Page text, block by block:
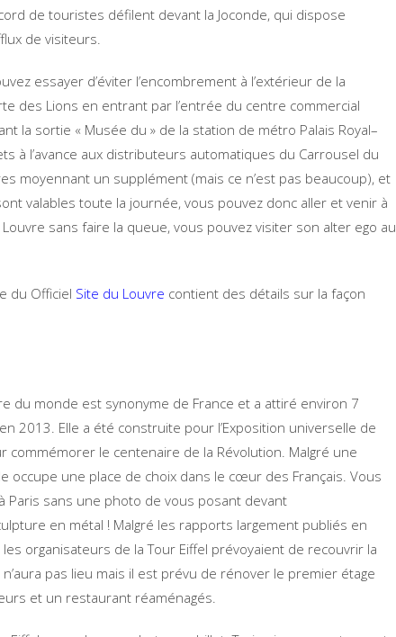
de touristes défilent devant la Joconde, qui dispose
de visiteurs.
essayer d’éviter l’encombrement à l’extérieur de la
des Lions en entrant par l’entrée du centre commercial
la sortie « Musée du » de la station de métro Palais Royal–
à l’avance aux distributeurs automatiques du Carrousel du
moyennant un supplément (mais ce n’est pas beaucoup), et
valables toute la journée, vous pouvez donc aller et venir à
sans faire la queue, vous pouvez visiter son alter ego au
du Officiel Site du Louvre contient des détails sur la façon
du monde est synonyme de France et a attiré environ 7
2013. Elle a été construite pour l’Exposition universelle de
commémorer le centenaire de la Révolution. Malgré une
occupe une place de choix dans le cœur des Français. Vous
Paris sans une photo de vous posant devant
en métal ! Malgré les rapports largement publiés en
organisateurs de la Tour Eiffel prévoyaient de recouvrir la
pas lieu mais il est prévu de rénover le premier étage
et un restaurant réaménagés.